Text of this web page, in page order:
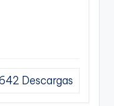
Descargas